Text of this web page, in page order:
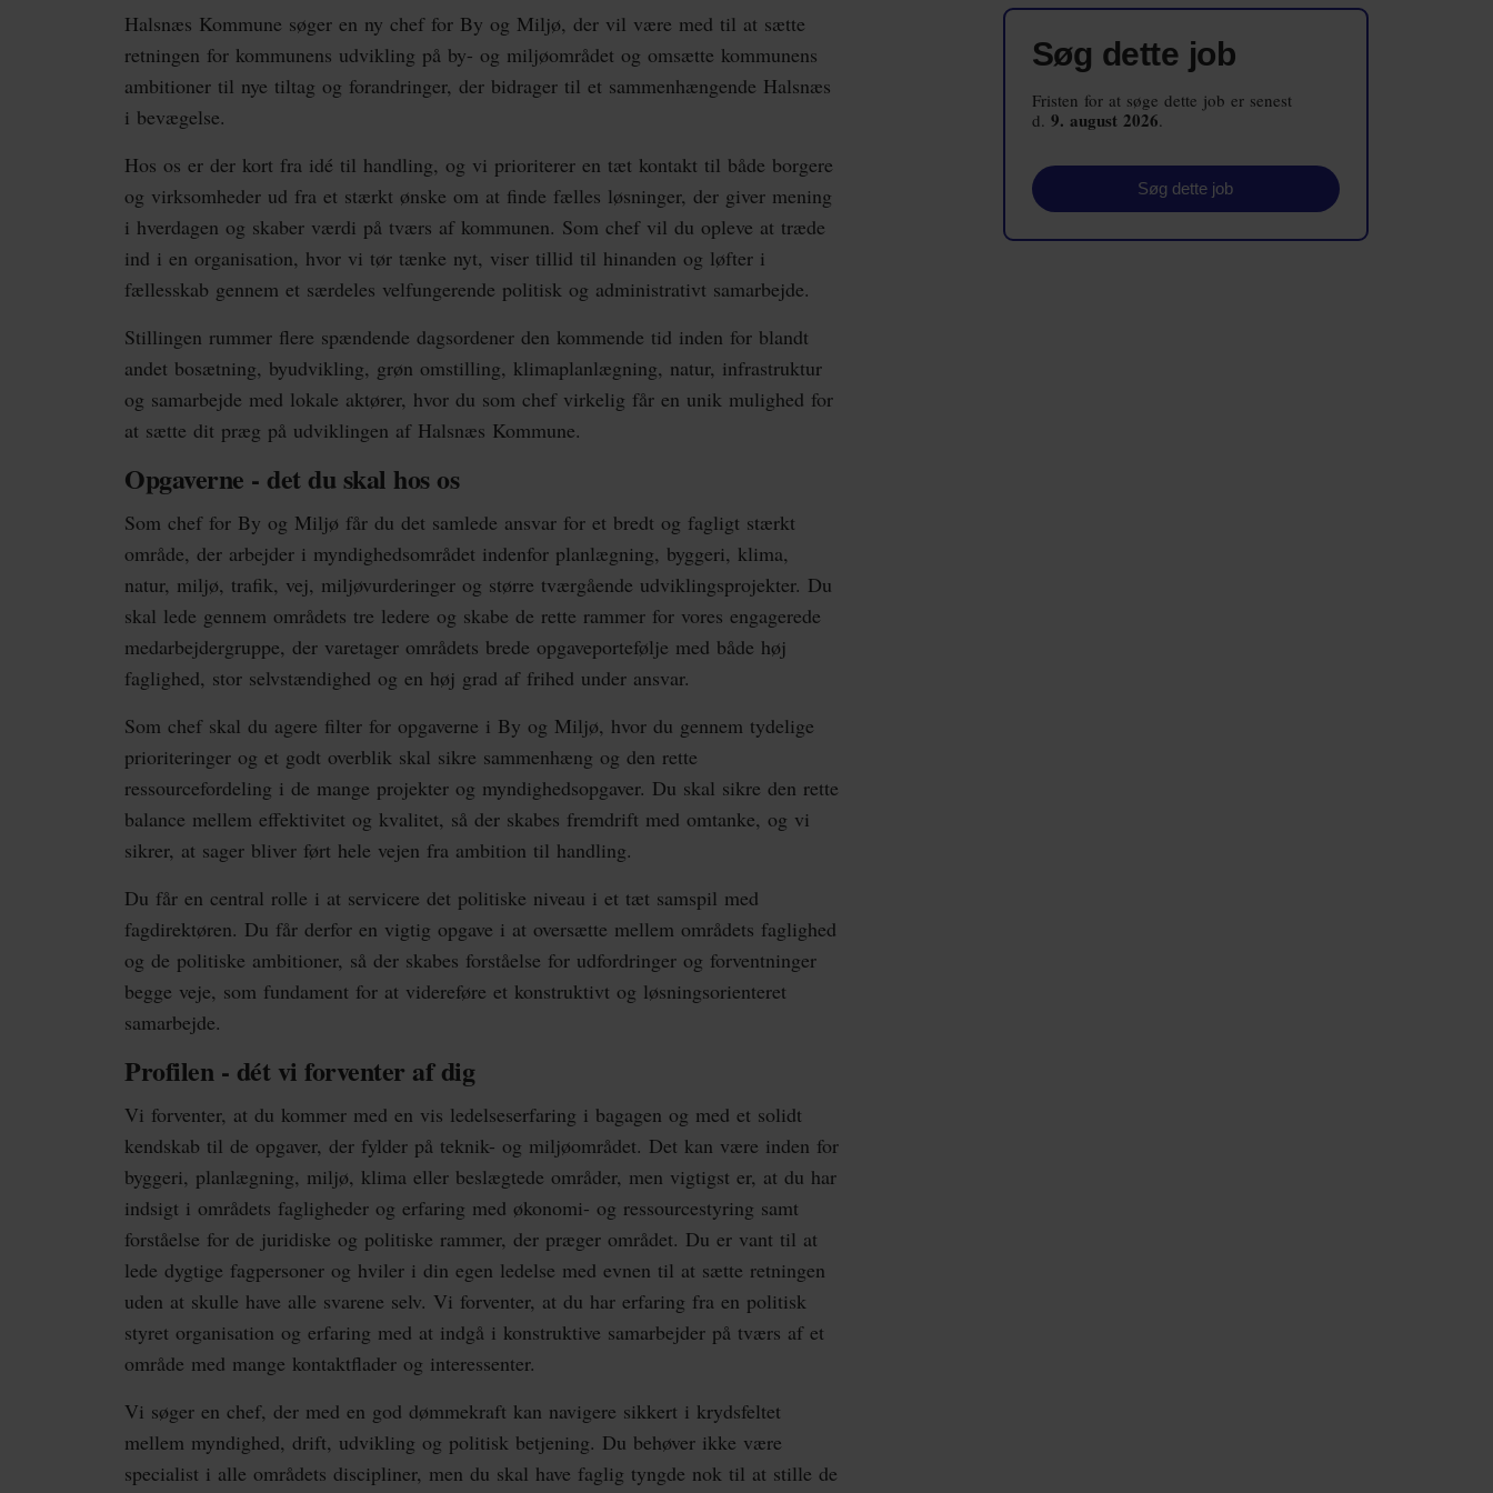
Energi og Forsyning
Erhverv
Halsnæs Kommune søger en ny chef for By og Miljø, der vil være med til at sætte
retningen for kommunens udvikling på by- og miljøområdet og omsætte kommunens
ambitioner til nye tiltag og forandringer, der bidrager til et sammenhængende Halsnæs
i bevægelse.
Hos os er der kort fra idé til handling, og vi prioriterer en tæt kontakt til både borgere
og virksomheder ud fra et stærkt ønske om at finde fælles løsninger, der giver mening
i hverdagen og skaber værdi på tværs af kommunen. Som chef vil du opleve at træde
ind i en organisation, hvor vi tør tænke nyt, viser tillid til hinanden og løfter i
fællesskab gennem et særdeles velfungerende politisk og administrativt samarbejde.
Stillingen rummer flere spændende dagsordener den kommende tid inden for blandt
andet bosætning, byudvikling, grøn omstilling, klimaplanlægning, natur, infrastruktur
og samarbejde med lokale aktører, hvor du som chef virkelig får en unik mulighed for
at sætte dit præg på udviklingen af Halsnæs Kommune.
Opgaverne - det du skal hos os
Som chef for By og Miljø får du det samlede ansvar for et bredt og fagligt stærkt
område, der arbejder i myndighedsområdet indenfor planlægning, byggeri, klima,
natur, miljø, trafik, vej, miljøvurderinger og større tværgående udviklingsprojekter. Du
skal lede gennem områdets tre ledere og skabe de rette rammer for vores engagerede
medarbejdergruppe, der varetager områdets brede opgaveportefølje med både høj
faglighed, stor selvstændighed og en høj grad af frihed under ansvar.
Som chef skal du agere filter for opgaverne i By og Miljø, hvor du gennem tydelige
prioriteringer og et godt overblik skal sikre sammenhæng og den rette
ressourcefordeling i de mange projekter og myndighedsopgaver. Du skal sikre den rette
balance mellem effektivitet og kvalitet, så der skabes fremdrift med omtanke, og vi
sikrer, at sager bliver ført hele vejen fra ambition til handling.
Du får en central rolle i at servicere det politiske niveau i et tæt samspil med
fagdirektøren. Du får derfor en vigtig opgave i at oversætte mellem områdets faglighed
og de politiske ambitioner, så der skabes forståelse for udfordringer og forventninger
begge veje, som fundament for at videreføre et konstruktivt og løsningsorienteret
samarbejde.
Profilen - dét vi forventer af dig
Vi forventer, at du kommer med en vis ledelseserfaring i bagagen og med et solidt
kendskab til de opgaver, der fylder på teknik- og miljøområdet. Det kan være inden for
byggeri, planlægning, miljø, klima eller beslægtede områder, men vigtigst er, at du har
indsigt i områdets fagligheder og erfaring med økonomi- og ressourcestyring samt
forståelse for de juridiske og politiske rammer, der præger området. Du er vant til at
lede dygtige fagpersoner og hviler i din egen ledelse med evnen til at sætte retningen
uden at skulle have alle svarene selv. Vi forventer, at du har erfaring fra en politisk
styret organisation og erfaring med at indgå i konstruktive samarbejder på tværs af et
område med mange kontaktflader og interessenter.
Vi søger en chef, der med en god dømmekraft kan navigere sikkert i krydsfeltet
mellem myndighed, drift, udvikling og politisk betjening. Du behøver ikke være
specialist i alle områdets discipliner, men du skal have faglig tyngde nok til at stille de
Søg dette job
Fristen for at søge dette job er senest
d. 9. august 2026.
Søg dette job